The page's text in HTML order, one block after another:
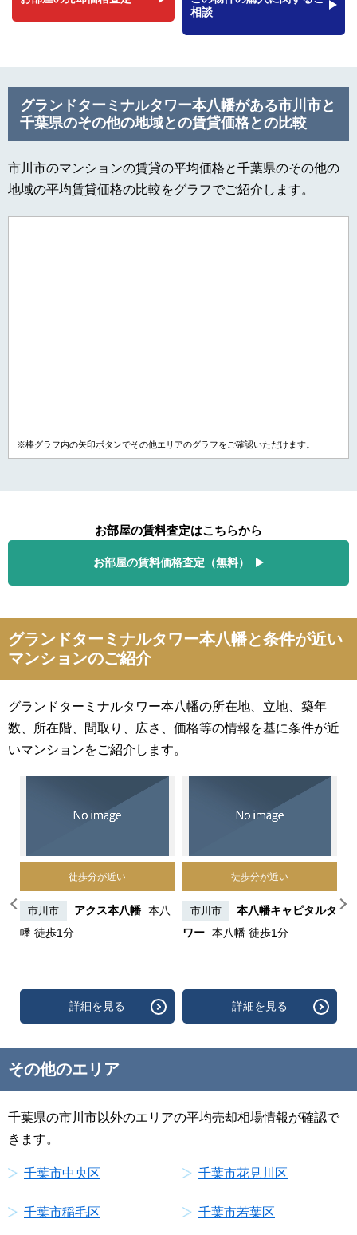
相談
グランドターミナルタワー本八幡がある市川市と
千葉県のその他の地域との賃貸価格との比較
市川市のマンションの賃貸の平均価格と千葉県のその他の
地域の平均賃貸価格の比較をグラフでご紹介します。
※棒グラフ内の矢印ボタンでその他エリアのグラフをご確認いただけます。
お部屋の賃料査定はこちらから
お部屋の賃料価格査定（無料）
グランドターミナルタワー本八幡と条件が近い
マンションのご紹介
グランドターミナルタワー本八幡の所在地、立地、築年
数、所在階、間取り、広さ、価格等の情報を基に条件が近
いマンションをご紹介します。
徒歩分が近い
市川市 アクス本八幡 本八
幡 徒歩1分
詳細を見る
徒歩分が近い
市川市
本八幡キャピタルタ
ワー 本八幡 徒歩1分
詳細を見る
その他のエリア
千葉県の市川市以外のエリアの平均売却相場情報が確認で
きます。
千葉市中央区 千葉市花見川区
千葉市稲毛区 千葉市若葉区